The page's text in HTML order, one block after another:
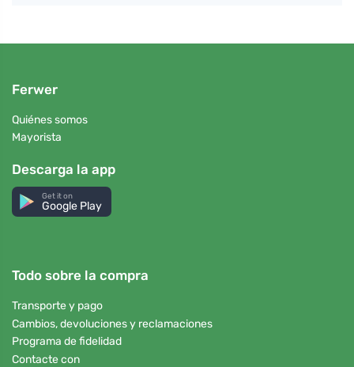
Ferwer
Quiénes somos
Mayorista
Descarga la app
Get it on
Google Play
Todo sobre la compra
Transporte y pago
Cambios, devoluciones y reclamaciones
Programa de fidelidad
Contacte con